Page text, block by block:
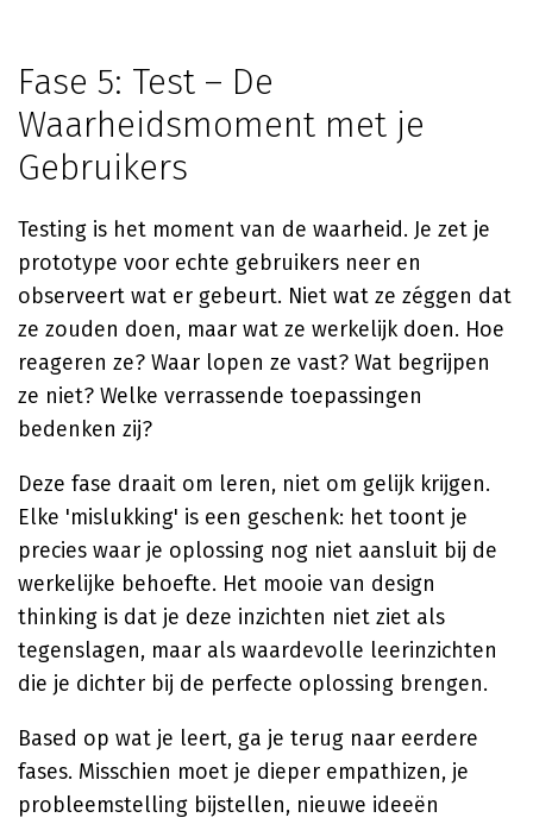
Fase 5: Test – De
Waarheidsmoment met je
Gebruikers
Testing is het moment van de waarheid. Je zet je
prototype voor echte gebruikers neer en
observeert wat er gebeurt. Niet wat ze zéggen dat
ze zouden doen, maar wat ze werkelijk doen. Hoe
reageren ze? Waar lopen ze vast? Wat begrijpen
ze niet? Welke verrassende toepassingen
bedenken zij?
Deze fase draait om leren, niet om gelijk krijgen.
Elke 'mislukking' is een geschenk: het toont je
precies waar je oplossing nog niet aansluit bij de
werkelijke behoefte. Het mooie van design
thinking is dat je deze inzichten niet ziet als
tegenslagen, maar als waardevolle leerinzichten
die je dichter bij de perfecte oplossing brengen.
Based op wat je leert, ga je terug naar eerdere
fases. Misschien moet je dieper empathizen, je
probleemstelling bijstellen, nieuwe ideeën